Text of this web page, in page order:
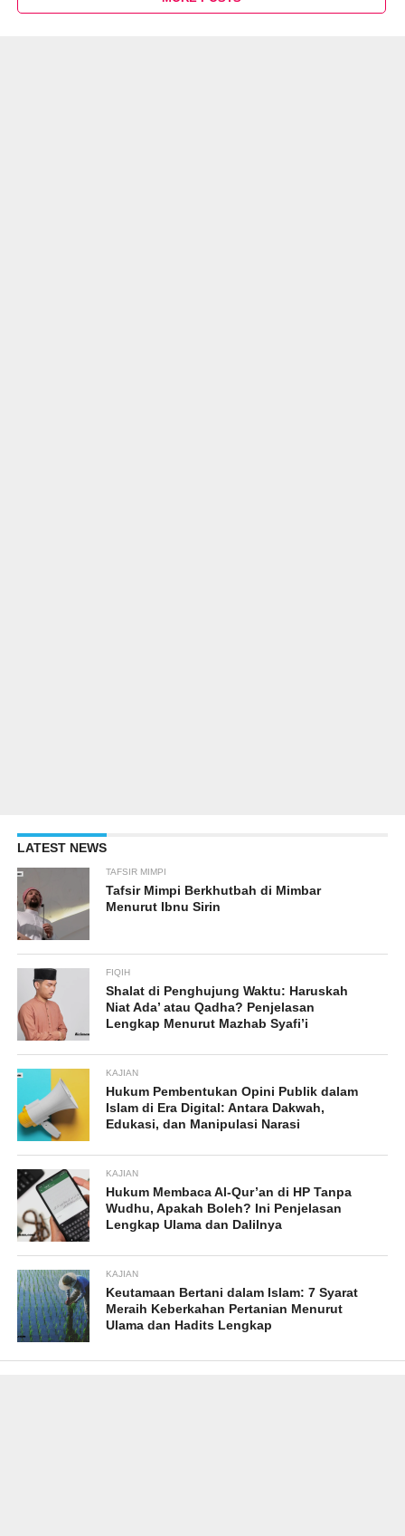
LATEST NEWS
TAFSIR MIMPI
Tafsir Mimpi Berkhutbah di Mimbar
Menurut Ibnu Sirin
FIQIH
Shalat di Penghujung Waktu: Haruskah
Niat Ada’ atau Qadha? Penjelasan
Lengkap Menurut Mazhab Syafi’i
KAJIAN
Hukum Pembentukan Opini Publik dalam
Islam di Era Digital: Antara Dakwah,
Edukasi, dan Manipulasi Narasi
KAJIAN
Hukum Membaca Al-Qur’an di HP Tanpa
Wudhu, Apakah Boleh? Ini Penjelasan
Lengkap Ulama dan Dalilnya
KAJIAN
Keutamaan Bertani dalam Islam: 7 Syarat
Meraih Keberkahan Pertanian Menurut
Ulama dan Hadits Lengkap